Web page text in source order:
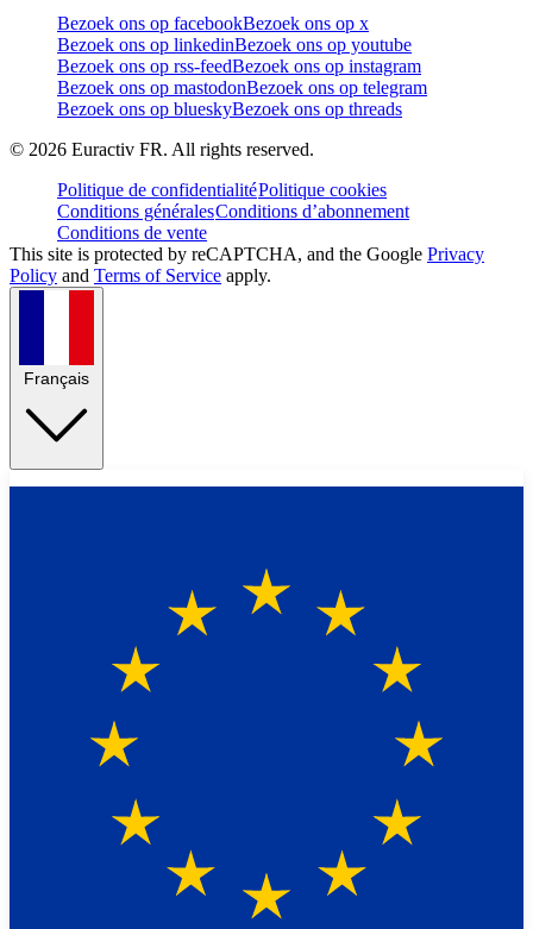
Bezoek ons op facebookBezoek ons op x
Bezoek ons op linkedinBezoek ons op youtube
Bezoek ons op rss-feedBezoek ons op instagram
Bezoek ons op mastodonBezoek ons op telegram
Bezoek ons op blueskyBezoek ons op threads
© 2026 Euractiv FR. All rights reserved.
Politique de confidentialitéPolitique cookies
Conditions généralesConditions d’abonnement
Conditions de vente
This site is protected by reCAPTCHA, and the Google Privacy
Policy and Terms of Service apply.
Français